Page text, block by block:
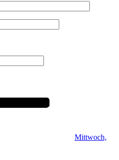
Mittwoch,